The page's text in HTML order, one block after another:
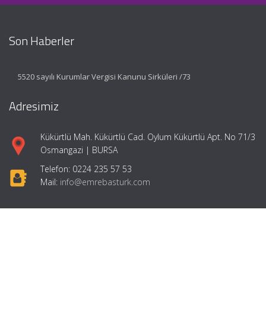
Son Haberler
5520 sayılı Kurumlar Vergisi Kanunu Sirküleri /73
Adresimiz
Kükürtlü Mah. Kükürtlü Cad. Oylum Kükürtlü Apt. No 71/3
Osmangazi | BURSA
Telefon: 0224 235 57 53
Mail: info@emrebasturk.com
Hızlı Menü